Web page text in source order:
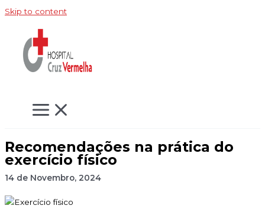
Skip to content
Recomendações na prática do
exercício físico
14 de Novembro, 2024